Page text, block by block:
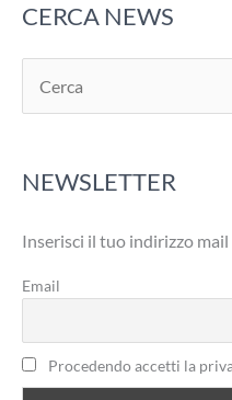
CERCA NEWS
e
c
:
NEWSLETTER
Inserisci il tuo indirizzo
Email
Procedendo accetti la